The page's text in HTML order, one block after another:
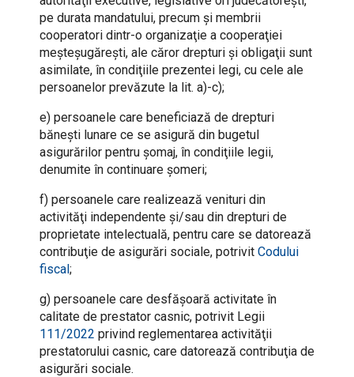
pe durata mandatului, precum şi membrii
cooperatori dintr-o organizaţie a cooperaţiei
meşteşugăreşti, ale căror drepturi şi obligaţii sunt
asimilate, în condiţiile prezentei legi, cu cele ale
persoanelor prevăzute la lit. a)-c);
e) persoanele care beneficiază de drepturi
băneşti lunare ce se asigură din bugetul
asigurărilor pentru şomaj, în condiţiile legii,
denumite în continuare şomeri;
f) persoanele care realizează venituri din
activităţi independente şi/sau din drepturi de
proprietate intelectuală, pentru care se datorează
contribuţie de asigurări sociale, potrivit Codului
fiscal;
g) persoanele care desfăşoară activitate în
calitate de prestator casnic, potrivit Legii
111/2022 privind reglementarea activităţii
prestatorului casnic, care datorează contribuţia de
asigurări sociale.